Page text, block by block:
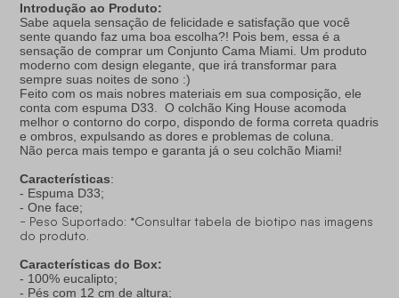
Introdução ao Produto:
Sabe aquela sensação de felicidade e satisfação que você
sente quando faz uma boa escolha?! Pois bem, essa é a
sensação de comprar um Conjunto Cama Miami. Um produto
moderno com design elegante, que irá transformar para
sempre suas noites de sono :)
Feito com os mais nobres materiais em sua composição, ele
conta com espuma D33. O colchão King House acomoda
melhor o contorno do corpo, dispondo de forma correta quadris
e ombros, expulsando as dores e problemas de coluna.
Não perca mais tempo e garanta já o seu colchão Miami!
Características:
- Espuma D33;
- One face;
- Peso Suportado: *Consultar tabela de biotipo nas imagens
do produto.
Características do Box:
- 100% eucalipto;
- Pés com 12 cm de altura;